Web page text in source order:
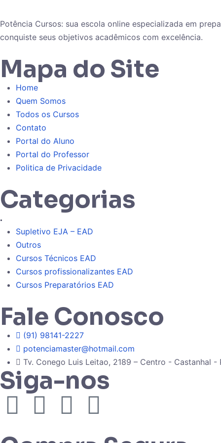
Potência Cursos: sua escola online especializada em
conquiste seus objetivos acadêmicos com excelência.
Mapa do Site
Home
Quem Somos
Todos os Cursos
Contato
Portal do Aluno
Portal do Professor
Politica de Privacidade
Categorias
.
Supletivo EJA – EAD
Outros
Cursos Técnicos EAD
Cursos profissionalizantes EAD
Cursos Preparatórios EAD
Fale Conosco
(91) 98141-2227
potenciamaster@hotmail.com
Tv. Conego Luis Leitao, 2189 – Centro - Castanhal -
Siga-nos